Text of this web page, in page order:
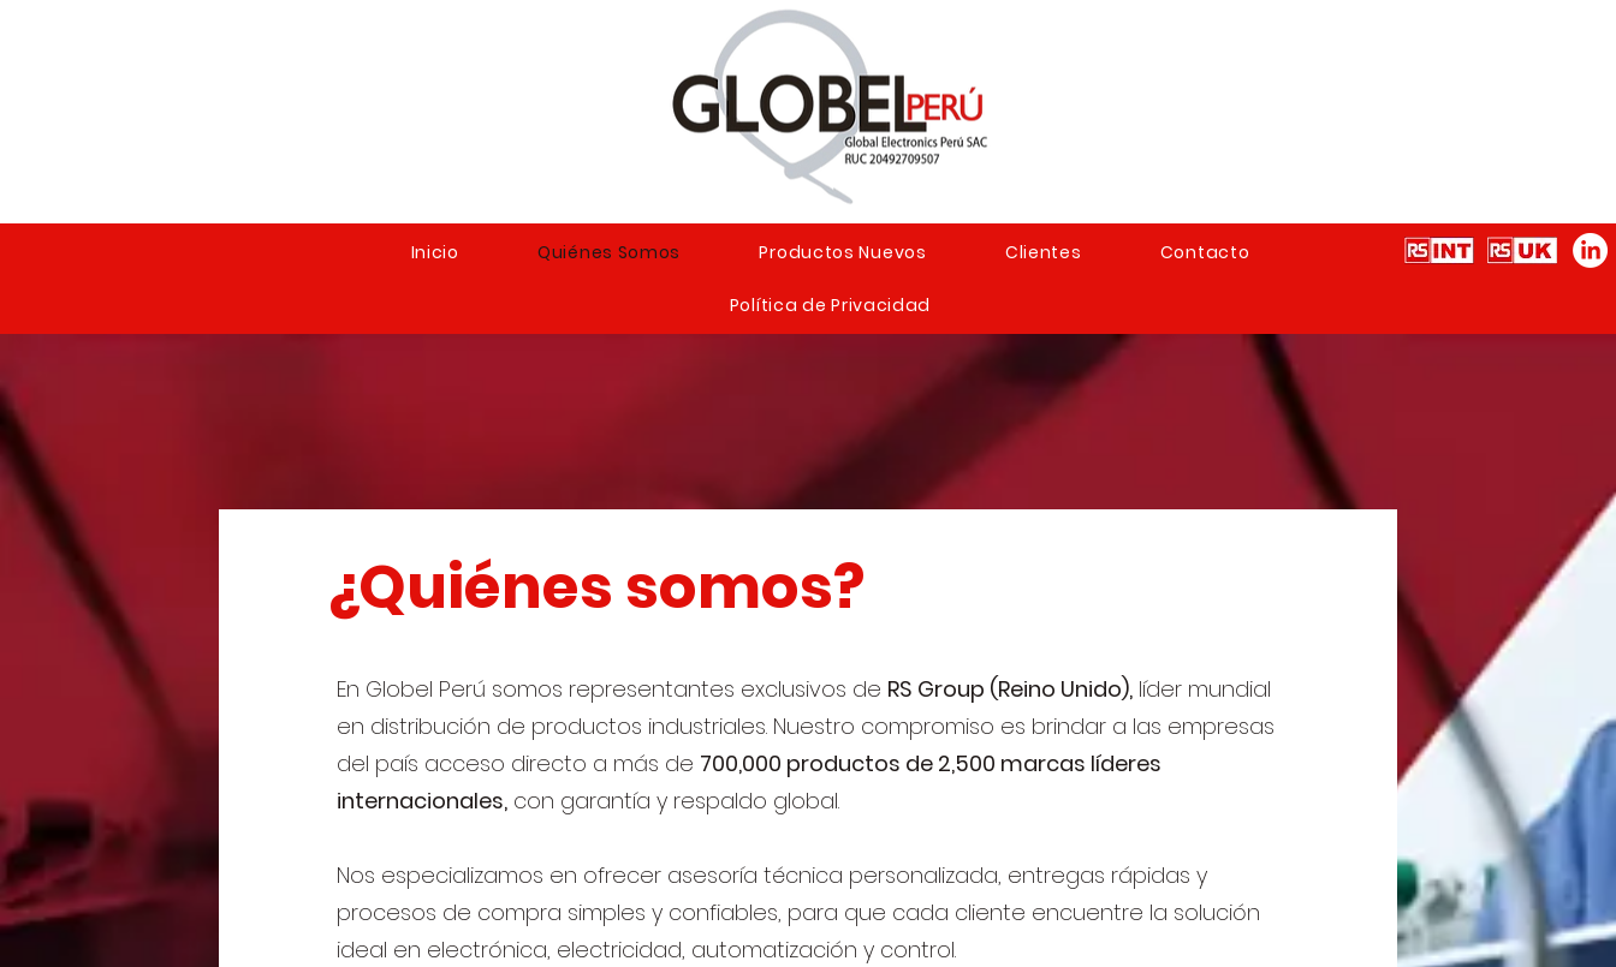
Inicio Quiénes Somos Productos Nuevos Clientes Contacto
Política de Privacidad
¿Quiénes somos?
En Globel Perú somos representantes exclusivos de RS Group (Reino Unido), líder mundial
en distribución de productos industriales. Nuestro compromiso es brindar a las empresas
del país acceso directo a más de 700,000 productos de 2,500 marcas líderes
internacionales, con garantía y respaldo global.
Nos especializamos en ofrecer asesoría técnica personalizada, entregas rápidas y
procesos de compra simples y confiables, para que cada cliente encuentre la solución
ideal en electrónica, electricidad, automatización y control.